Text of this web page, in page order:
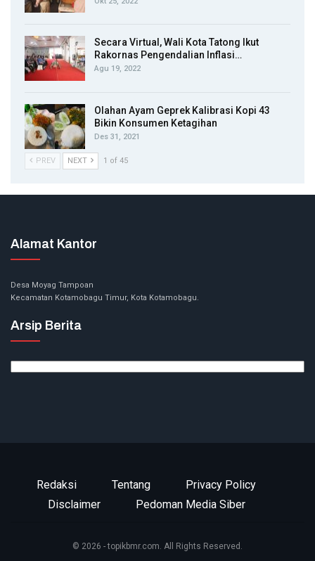
Secara Virtual, Wali Kota Tatong Ikut
Rakornas Pengendalian Inflasi…
Agu 19, 2022
Olahan Ayam Geprek Kalibrasi Kopi 43
Bikin Konsumen Ketagihan
Des 31, 2021
PREV NEXT 1 of 45
Alamat Kantor
Desa Moyag Tampoan
Kecamatan Kotamobagu Timur, Kota Kotamobagu.
Arsip Berita
Redaksi Tentang
Privacy Policy
Disclaimer
Pedoman Media Siber
© 2026 - topikbmr.com. All Rights Reserved.